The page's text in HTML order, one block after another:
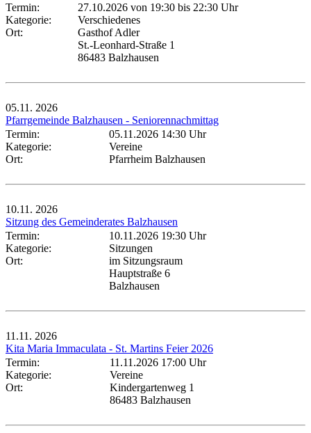
Termin:
27.10.2026 von 19:30 bis 22:30 Uhr
Kategorie:
Verschiedenes
Ort:
Gasthof Adler
St.-Leonhard-Straße 1
86483 Balzhausen
05.11. 2026
Pfarrgemeinde Balzhausen - Seniorennachmittag
Termin:
05.11.2026 14:30 Uhr
Kategorie:
Vereine
Ort:
Pfarrheim Balzhausen
10.11. 2026
Sitzung des Gemeinderates Balzhausen
Termin:
10.11.2026 19:30 Uhr
Kategorie:
Sitzungen
Ort:
im Sitzungsraum
Hauptstraße 6
Balzhausen
11.11. 2026
Kita Maria Immaculata - St. Martins Feier 2026
Termin:
11.11.2026 17:00 Uhr
Kategorie:
Vereine
Ort:
Kindergartenweg 1
86483 Balzhausen